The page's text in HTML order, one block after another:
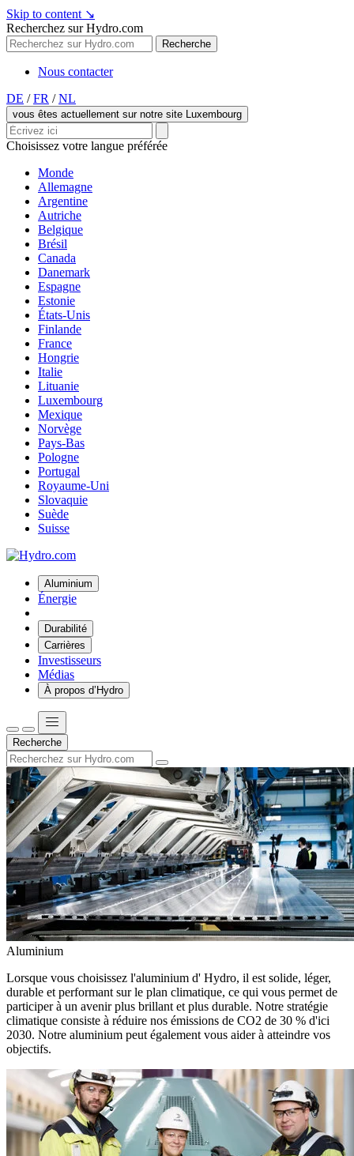
Skip to content ↘
Recherchez sur Hydro.com
Recherche
Nous contacter
DE / FR / NL
vous êtes actuellement sur notre site Luxembourg
Choisissez votre langue préférée
Monde
Allemagne
Argentine
Autriche
Belgique
Brésil
Canada
Danemark
Espagne
Estonie
États-Unis
Finlande
France
Hongrie
Italie
Lituanie
Luxembourg
Mexique
Norvège
Pays-Bas
Pologne
Portugal
Royaume-Uni
Slovaquie
Suède
Suisse
Aluminium
Énergie
Durabilité
Carrières
Investisseurs
Médias
À propos d’Hydro
Recherche
Aluminium
Lorsque vous choisissez l'aluminium d' Hydro, il est solide, léger,
durable et performant sur le plan climatique, ce qui vous permet de
participer à un avenir plus brillant et plus durable. Notre stratégie
climatique consiste à réduire nos émissions de CO2 de 30 % d'ici
2030. Notre aluminium peut également vous aider à atteindre vos
objectifs.